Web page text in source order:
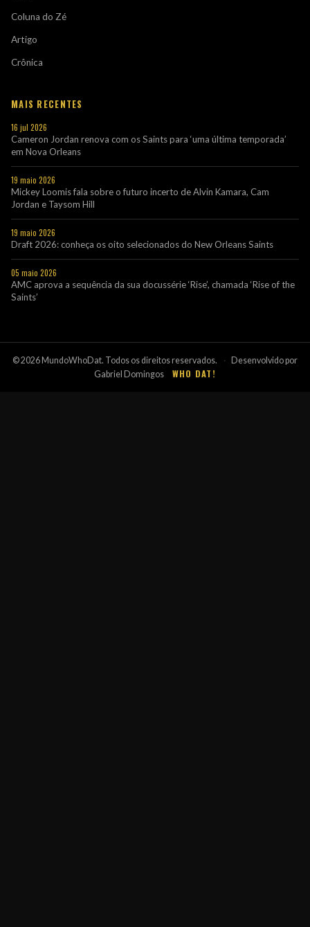
Coluna do Zé
Artigo
Crônica
MAIS RECENTES
16 jul 2026
Cameron Jordan renova com os Saints para ‘uma última temporada’
em Nova Orleans
19 maio 2026
Mickey Loomis fala sobre o futuro incerto de Alvin Kamara, Cam
Jordan e Taysom Hill
19 maio 2026
Draft 2026: conheça os oito selecionados do New Orleans Saints
05 maio 2026
AMC aprova a sequência da sua docussérie ‘Rise’, chamada ‘Rise of the
Saints’
© 2026 MundoWhoDat. Todos os direitos reservados. · Desenvolvido por
Gabriel Domingos
WHO DAT!